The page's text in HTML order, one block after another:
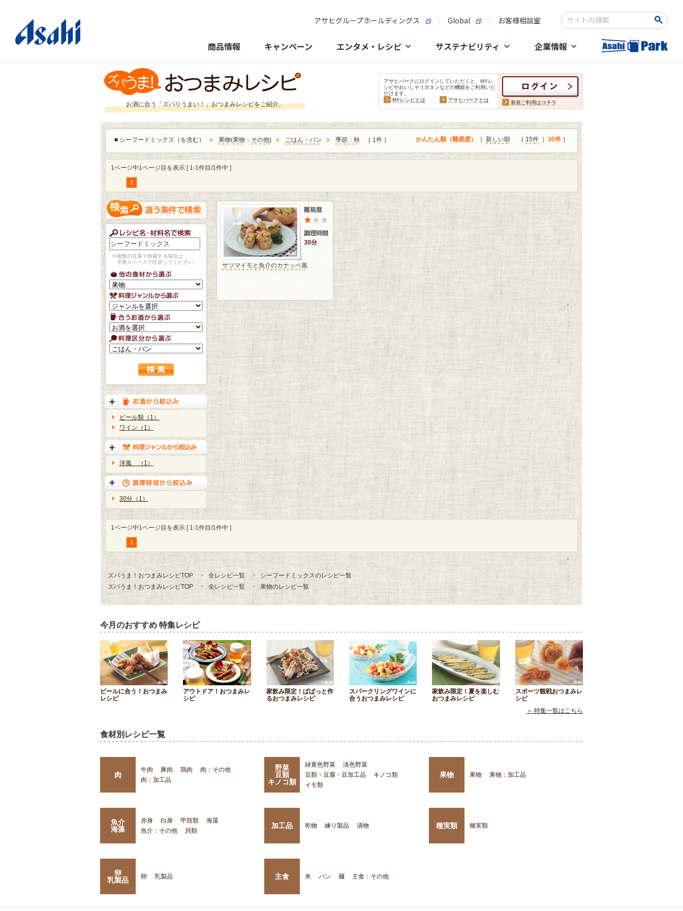
アサヒグループホールディングス Global お客様相談室
検索キーワード入力
商品情報 キャンペーン エンタメ・レシピ サステナビリティ 企業情報
お酒に合う「ズバリうまい！」おつまみレシピをご紹介。
アサヒパークにログインしていただくと、MYレ
シピやおいしそうボタンなどの機能をご利用いた
だけます。
MYレシピとは
アサヒパークとは 新規ご利用はコチラ
■ シーフードミックス（を含む） 果物(果物： その他) ごはん・パン 季節：秋 ［ 1件 ］ かんたん順（難易度） 新しい順 ［ 15件 30件 ］
1ページ中1ページ目を表示 [ 1-1件目/1件中 ]
1
※複数の言葉で検索する場合は、
半角スペースで区切ってください。
ビール類（1）
ワイン（1）
洋風 （1）
30分（1）
30分
サツマイモと魚介のカナッペ風
1ページ中1ページ目を表示 [ 1-1件目/1件中 ]
1
ズバうま！おつまみレシピTOP 全レシピ一覧
シーフードミックスのレシピ一覧
ズバうま！おつまみレシピTOP
全レシピ一覧 果物のレシピ一覧
今月のおすすめ 特集レシピ
ビールに合う！おつまみ
レシピ
アウトドア！おつまみレ
シピ
家飲み限定！ぱぱっと作
るおつまみレシピ
スパークリングワインに
合うおつまみレシピ
家飲み限定！夏を楽しむ
おつまみレシピ
スポーツ観戦おつまみレ
シピ
＞ 特集一覧はこちら
食材別レシピ一覧
肉
牛肉 豚肉 鶏肉
肉：その他
肉：加工品
野菜
豆類
キノコ類
緑黄色野菜
淡色野菜
豆類・豆腐・豆加工品
キノコ類
イモ類
果物 果物 果物：加工品
魚介
海藻
赤身 白身 甲殻類
海藻
魚介：その他
貝類
加工品 乾物 練り製品 漬物 種実類 種実類
卵
乳製品
卵 乳製品 主食 米 パン 麺 主食：その他